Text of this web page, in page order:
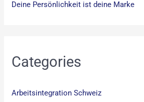
Deine Persönlichkeit ist deine Marke
Categories
Arbeitsintegration Schweiz